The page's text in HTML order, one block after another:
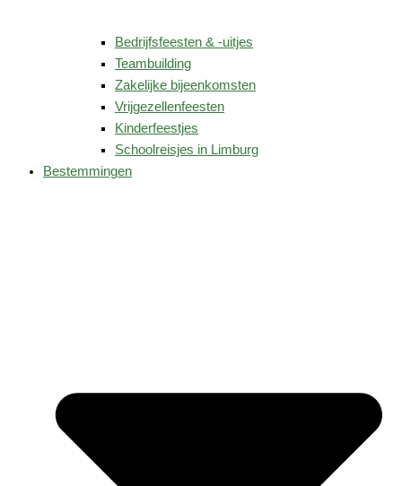
Bedrijfsfeesten & -uitjes
Teambuilding
Zakelijke bijeenkomsten
Vrijgezellenfeesten
Kinderfeestjes
Schoolreisjes in Limburg
Bestemmingen